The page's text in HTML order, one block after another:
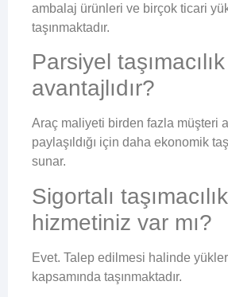
ambalaj ürünleri ve birçok ticari
taşınmaktadır.
Parsiyel
avantajlıdır?
Araç maliyeti birden fazla müşteri
paylaşıldığı için daha ekonomik
sunar.
Sigortalı taşımacılık
hizmetiniz var mı?
Evet. Talep edilmesi halinde
kapsamında taşınmaktadır.